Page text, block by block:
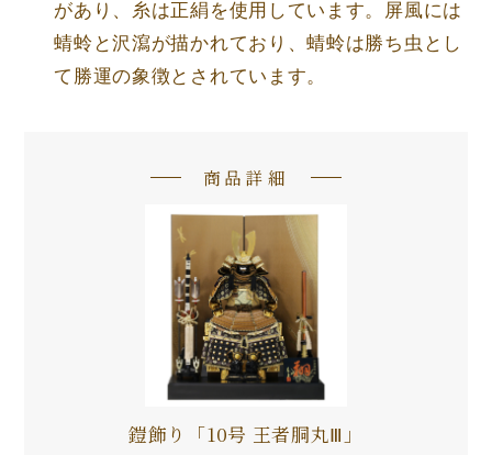
があり、糸は正絹を使用しています。屏風には
蜻蛉と沢瀉が描かれており、蜻蛉は勝ち虫とし
て勝運の象徴とされています。
商品詳細
鎧飾り「10号 王者胴丸Ⅲ」